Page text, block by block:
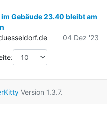
Gebäude 23.40 bleibt am
04 Dez '23
Version 1.3.7.